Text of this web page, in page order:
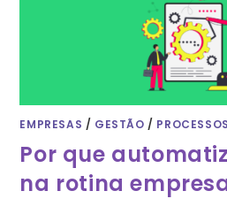
EMPRESAS / GESTÃO / PROCESSOS
Por que
na rotina